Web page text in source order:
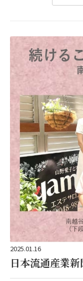
2025.01.16
日本流通産業